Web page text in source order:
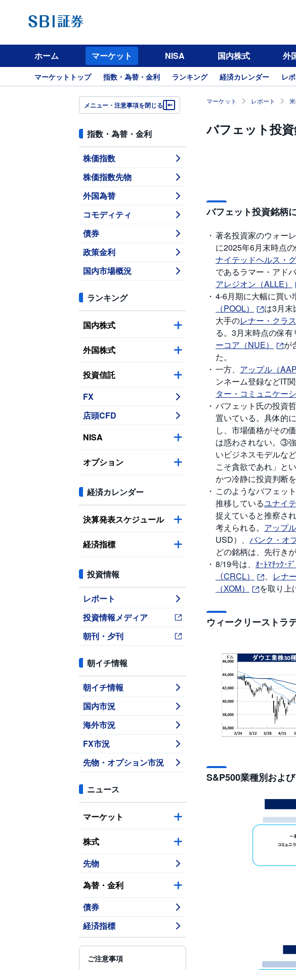
ホーム マーケット NISA 国内株式 外
マーケットトップ 指数・為替・金利 ランキング 経済カレンダー レ
メニュー・注意事項を閉じる
指数・為替・金利
株価指数
株価指数先物
外国為替
コモディティ
債券
政策金利
国内市場概況
ランキング
国内株式
外国株式
投資信託
FX
店頭CFD
NISA
オプション
経済カレンダー
決算発表スケジュール
経済指標
投資情報
レポート
投資情報メディア
朝刊・夕刊
朝イチ情報
朝イチ情報
国内市況
海外市況
FX市況
先物・オプション市況
ニュース
マーケット
株式
先物
為替・金利
債券
経済指標
ご注意事項
マーケット レポート
バフェット投
バフェット投資銘柄
著名投資家のウォー
に2025年6月末時点
ナイテッドヘルス・
であるラマー・アド
アレジオン（ALLE）
4-6月期に大幅に買い
（POOL）
は3月末
大手のレナー・クラ
る。3月末時点の保
ーコア（NUE）
が
た。
一方、 アップル（
ンネーム登録などIT
ター・コミュニケー
バフェット氏の投資
置いている。具体的
し、市場価格がその
は惑わされない。③
いビジネスモデルな
こそ貪欲であれ」と
かつ冷静に投資判断を
このようなバフェッ
推移しているユナイ
捉えていると推察さ
考えられる。 アップ
USD）、 バンク・オ
どの銘柄は、先行き
8/19号は、 ｵｰﾄﾏﾁｯｸ･ﾃ
（CRCL）
、 レナ
（XOM）
を取り上
ウィークリーストラ
S&P500業種別およ